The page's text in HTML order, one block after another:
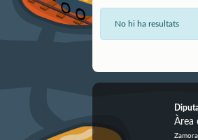
No hi ha resultats
Àrea